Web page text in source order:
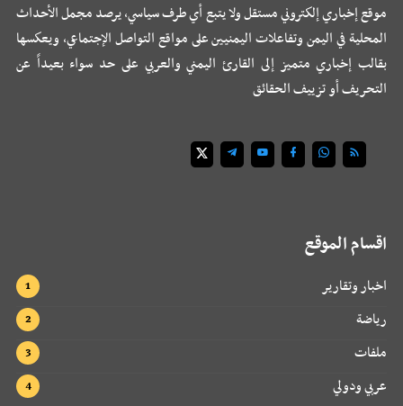
موقع إخباري إلكتروني مستقل ولا يتبع أي طرف سياسي، يرصد مجمل الأحداث
المحلية في اليمن وتفاعلات اليمنيين على مواقع التواصل الإجتماعي، ويعكسها
بقالب إخباري متميز إلى القارئ اليمني والعربي على حد سواء بعيداً عن
التحريف أو تزييف الحقائق
اقسام الموقع
اخبار وتقارير
رياضة
ملفات
عربي ودولي